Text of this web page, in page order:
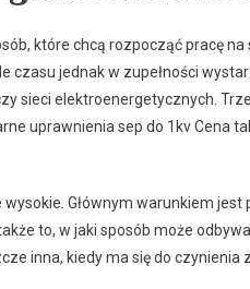
które chcą rozpocząć pracę
czasu jednak w zupełności
sieci elektroenergetycznych.
uprawnienia sep do 1kv Cena
Głównym warunkiem
to, w jaki sposób może
inna, kiedy ma się do